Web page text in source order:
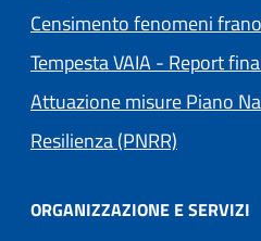
Censimento fenomeni
Tempesta VAIA - Report
Attuazione misure Piano
Resilienza (PNRR)
ORGANIZZAZIONE E SERVIZI